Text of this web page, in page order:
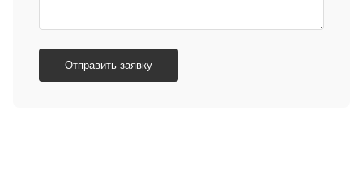
Отправить заявку